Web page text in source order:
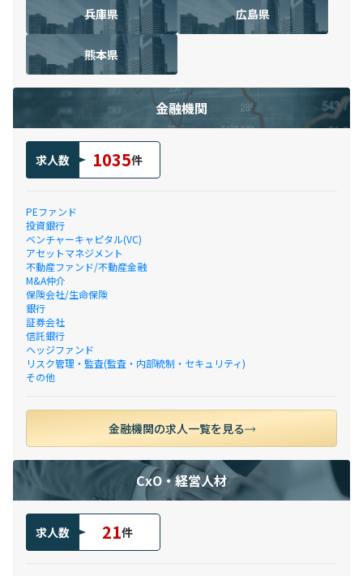
兵庫県 広島県
熊本県
金融機関
求人数 1035件
PEファンド
投資銀行
ベンチャーキャピタル(VC)
アセットマネジメント
不動産ファンド/不動産金融
M&A仲介
保険会社/生命保険
銀行
証券会社
信託銀行
ヘッジファンド
リスク管理・監査(監査・内部統制・セキュリティ)
その他
金融機関の求人一覧を見る
CxO・経営人材
求人数 21件